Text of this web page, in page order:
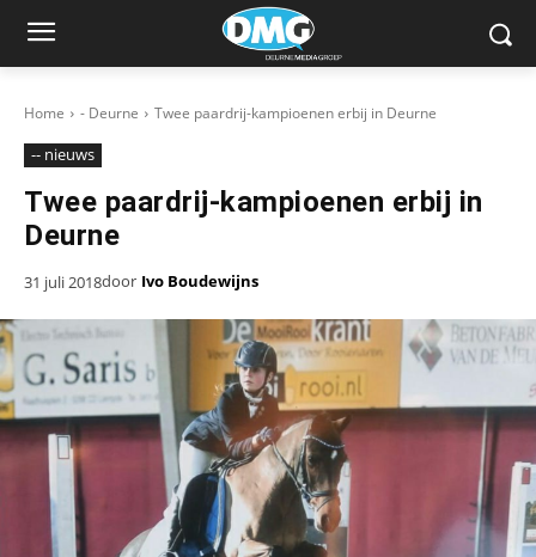
Home - Deurne Twee paardrij-kampioenen erbij in Deurne
-- nieuws
Twee paardrij-kampioenen erbij in
Deurne
31 juli 2018door Ivo Boudewijns